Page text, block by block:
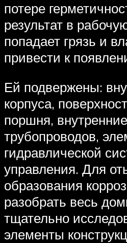
потере
результат в
попадает грязь и
привести к
Ей подвержены:
корпуса,
поршня,
трубопроводов,
гидравлической
управления. Для
образования
разобрать весь
тщательно
элементы